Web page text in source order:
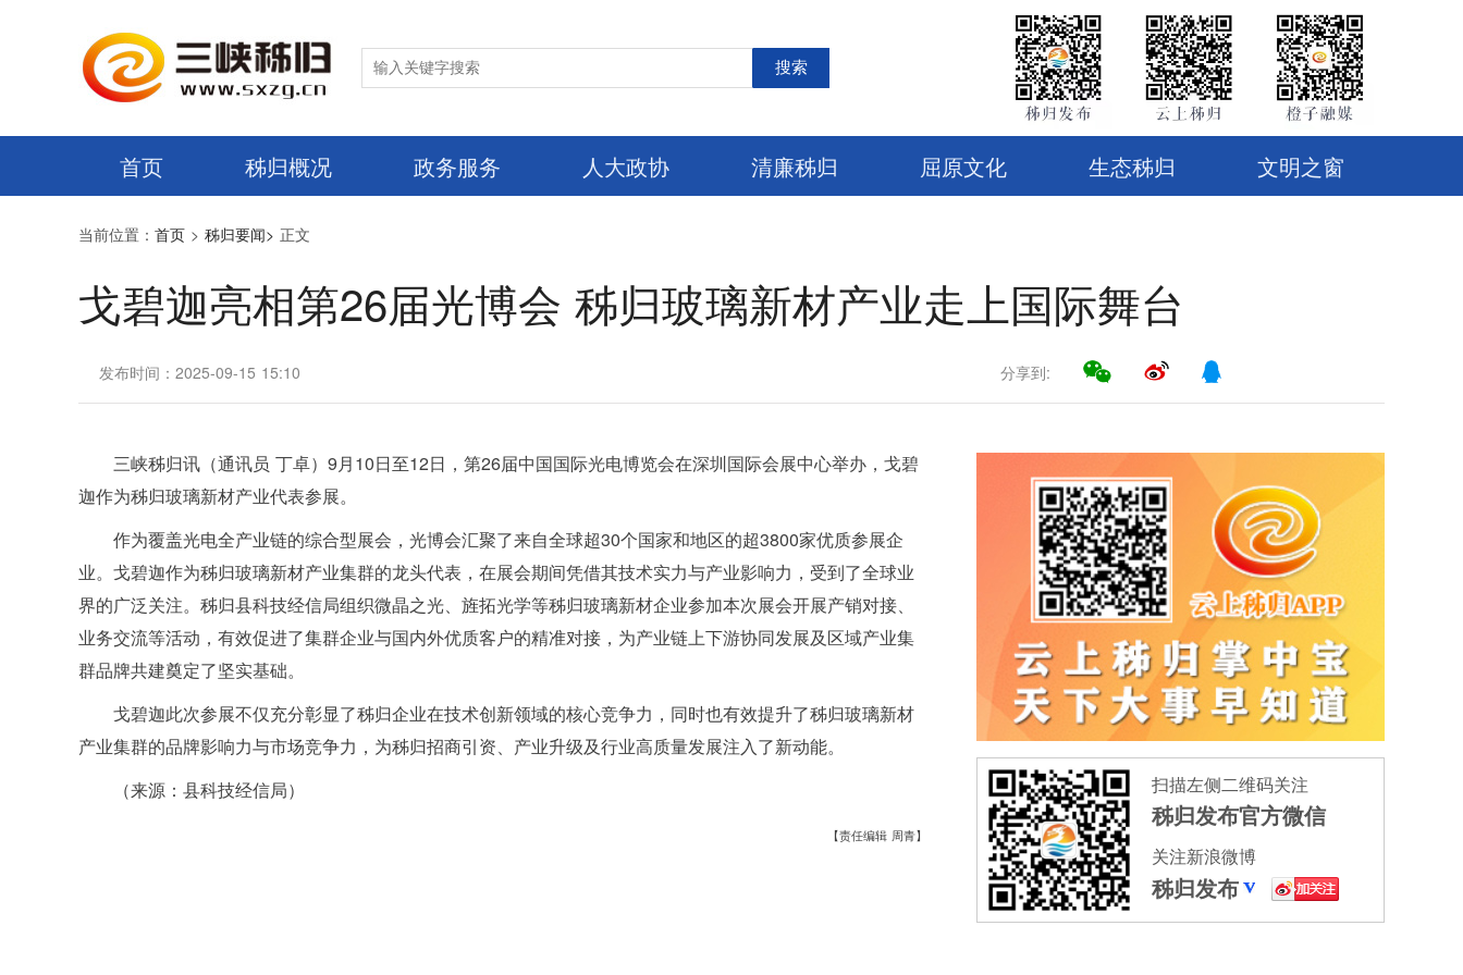
搜索
首页 秭归概况 政务服务 人大政协 清廉秭归 屈原文化 生态秭归 文明之窗
当前位置： 首页 > 秭归要闻> 正文
戈碧迦亮相第26届光博会 秭归玻璃新材产业走上国际舞台
发布时间：2025-09-15 15:10 分享到:
三峡秭归讯（通讯员 丁卓）9月10日至12日，第26届中国国际光电博览会在深圳国际会展中心举办，戈碧
迦作为秭归玻璃新材产业代表参展。
作为覆盖光电全产业链的综合型展会，光博会汇聚了来自全球超30个国家和地区的超3800家优质参展企
业。戈碧迦作为秭归玻璃新材产业集群的龙头代表，在展会期间凭借其技术实力与产业影响力，受到了全球业
界的广泛关注。秭归县科技经信局组织微晶之光、旌拓光学等秭归玻璃新材企业参加本次展会开展产销对接、
业务交流等活动，有效促进了集群企业与国内外优质客户的精准对接，为产业链上下游协同发展及区域产业集
群品牌共建奠定了坚实基础。
戈碧迦此次参展不仅充分彰显了秭归企业在技术创新领域的核心竞争力，同时也有效提升了秭归玻璃新材
产业集群的品牌影响力与市场竞争力，为秭归招商引资、产业升级及行业高质量发展注入了新动能。
（来源：县科技经信局）
【责任编辑 周青】
扫描左侧二维码关注
秭归发布官方微信
关注新浪微博
秭归发布